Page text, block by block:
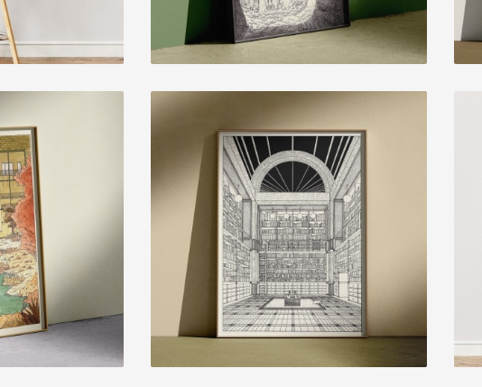
€
BIBLIOTECA 0
15,00 € — 35,00 €